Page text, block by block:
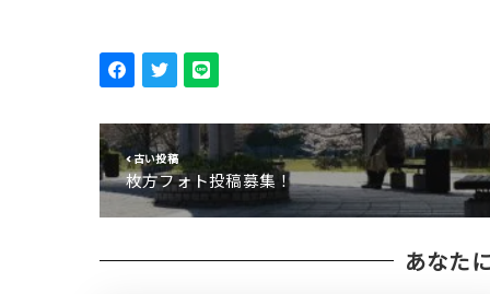
古い投稿
枚方フォト投稿募集！
あなた